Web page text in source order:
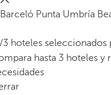
Barceló Punta Umbría
/3 hoteles seleccionados
hasta 3 hoteles y